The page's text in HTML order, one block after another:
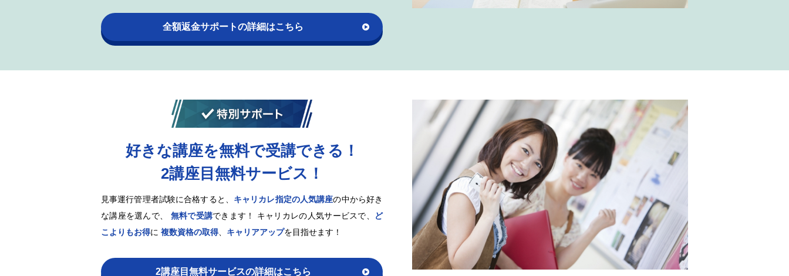
全額返金サポートの詳細はこちら
好きな講座を無料で受講できる！
2講座目無料サービス！
見事運行管理者試験に合格すると、 キャリカレ指定の人気講座の中から好き
な講座を選んで、 無料で受講できます！ キャリカレの人気サービスで、
ど
こよりもお得に 複数資格の取得 キャリアアップを目指せます！
2講座目無料サービスの詳細はこちら